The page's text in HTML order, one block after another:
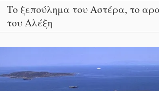
Το ξεπούλημα του Αστέρα, το
του Αλέξη